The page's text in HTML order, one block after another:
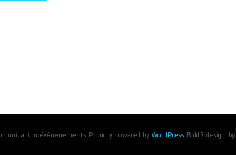
évènenements. Proudly powered by WordPress. BoldR design by